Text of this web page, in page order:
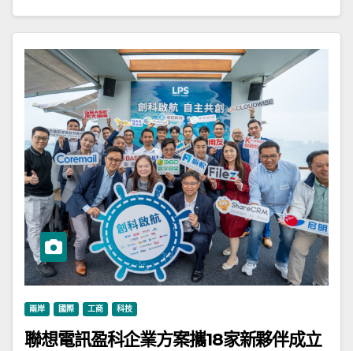
兩岸 國際 工商 科技
聯想電訊盈科企業方案攜18家新夥伴成立